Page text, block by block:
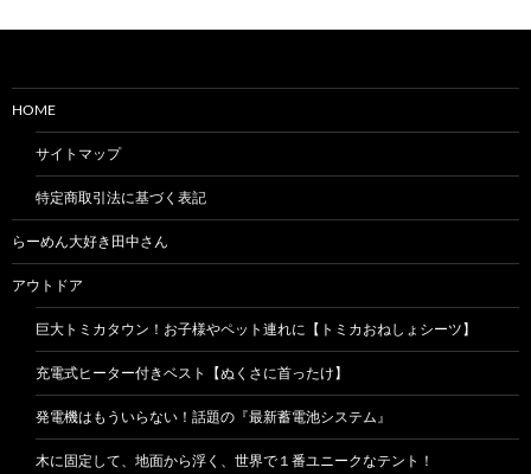
HOME
サイトマップ
特定商取引法に基づく表記
らーめん大好き田中さん
アウトドア
巨大トミカタウン！お子様やペット連れに【トミカおねしょシーツ】
充電式ヒーター付きベスト【ぬくさに首ったけ】
発電機はもういらない！話題の『最新蓄電池システム』
木に固定して、地面から浮く、世界で１番ユニークなテント！